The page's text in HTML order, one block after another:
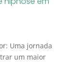
Uma jornada
um maior